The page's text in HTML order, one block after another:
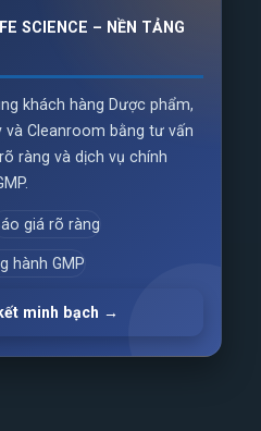
SCIENCE – NỀN TẢNG
khách hàng Dược phẩm,
Cleanroom bằng tư vấn
ràng và dịch vụ chính
giá rõ ràng
hành GMP
minh bạch →